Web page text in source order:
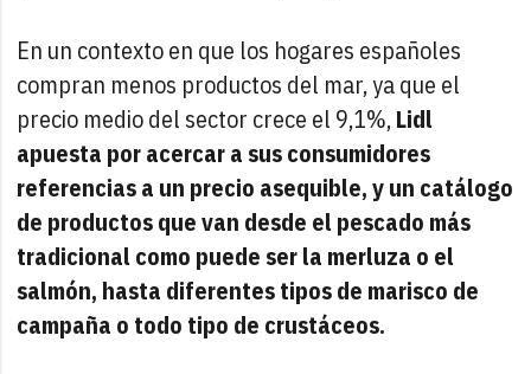
En un contexto en que los hogares españoles
compran menos productos del mar, ya que el
precio medio del sector crece el 9,1%,Lidl
apuesta por acercar a sus consumidores
referencias a un precio asequible, y un catálogo
de productos que van desde el pescado más
tradicional como puede ser la merluza o el
salmón, hasta diferentes tipos de marisco de
campaña o todo tipo de crustáceos.